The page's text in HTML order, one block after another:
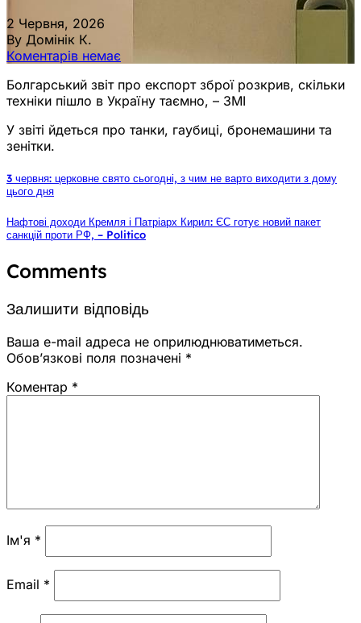
2 Червня, 2026
By Домінік К.
Коментарів немає
Болгарський звіт про експорт зброї розкрив, скільки
техніки пішло в Україну таємно, – ЗМІ
У звіті йдеться про танки, гаубиці, бронемашини та
зенітки.
3 червня: церковне свято сьогодні, з чим не варто виходити з дому
цього дня
Нафтові доходи Кремля і Патріарх Кирил: ЄС готує новий пакет
санкцій проти РФ, – Politico
Comments
Залишити відповідь
Ваша e-mail адреса не оприлюднюватиметься.
Обов’язкові поля позначені *
Коментар *
Ім'я *
Email *